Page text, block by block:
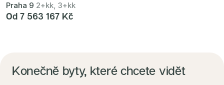
Praha 9 2+kk, 3+kk
Od 7 563 167 Kč
Konečně byty, které chcete vidět